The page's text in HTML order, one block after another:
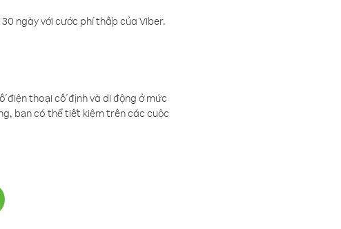
ngày với cước phí thấp của Viber.
điện thoại cố định và di động ở mức
bạn có thể tiết kiệm trên các cuộc